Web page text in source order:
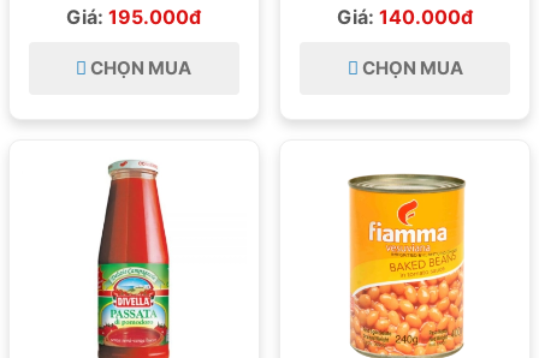
Giá:195.000đ
CHỌN MUA
Giá:140.000đ
CHỌN MUA